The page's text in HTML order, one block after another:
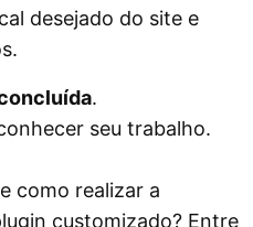
desejado do site e
.
seu trabalho.
como realizar a
customizado? Entre